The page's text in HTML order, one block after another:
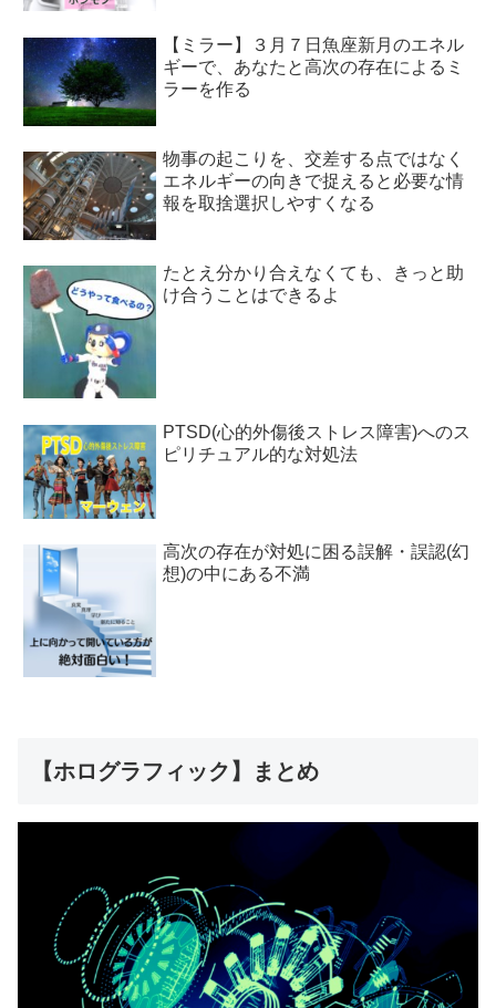
【ミラー】３月７日魚座新月のエネル
ギーで、あなたと高次の存在によるミ
ラーを作る
物事の起こりを、交差する点ではなく
エネルギーの向きで捉えると必要な情
報を取捨選択しやすくなる
たとえ分かり合えなくても、きっと助
け合うことはできるよ
PTSD(心的外傷後ストレス障害)へのス
ピリチュアル的な対処法
高次の存在が対処に困る誤解・誤認(幻
想)の中にある不満
【ホログラフィック】まとめ